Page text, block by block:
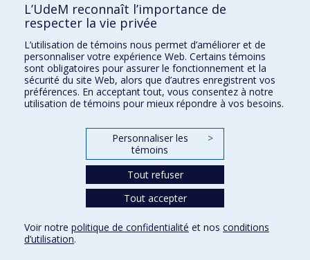
Kinésiologie et des sciences de l’activité physique
Orthophonie et audiologie
Réadaptation
Directions
DPC
CPASS
L’UdeM reconnaît l’importance de
respecter la vie privée
L’utilisation de témoins nous permet d’améliorer et de
personnaliser votre expérience Web. Certains témoins
sont obligatoires pour assurer le fonctionnement et la
sécurité du site Web, alors que d’autres enregistrent vos
préférences. En acceptant tout, vous consentez à notre
utilisation de témoins pour mieux répondre à vos besoins.
Personnaliser les
témoins
>
Tout refuser
Tout accepter
Voir notre politique de confidentialité et nos conditions
d’utilisation.